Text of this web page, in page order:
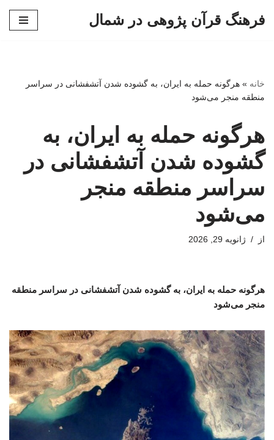
فرهنگ قرآن پژوهی در شمال
خانه » هرگونه حمله به ایران، به گشوده شدن آتشفشانی در سراسر
منطقه منجر می‌شود
هرگونه حمله به ایران، به
گشوده شدن آتشفشانی در
سراسر منطقه منجر
می‌شود
از ژانویه 29, 2026
هرگونه حمله به ایران، به گشوده شدن آتشفشانی در سراسر منطقه
منجر می‌شود